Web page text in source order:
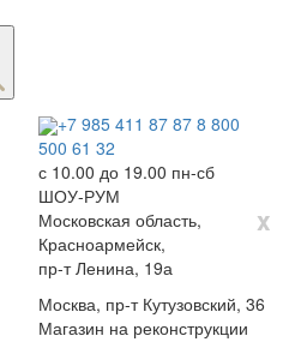
+7 985 411 87 87 8 800
500 61 32
с 10.00 до 19.00 пн-сб
ШОУ-РУМ
x
Московская область,
Красноармейск,
пр-т Ленина, 19а
Москва, пр-т Кутузовский, 36
Магазин на реконструкции